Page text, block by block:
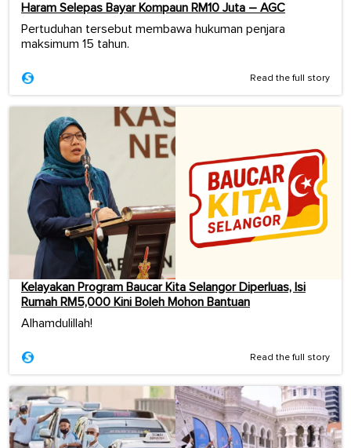
Haram Selepas Bayar Kompaun RM10 Juta – AGC
Pertuduhan tersebut membawa hukuman penjara
maksimum 15 tahun.
Read the full story
Kelayakan Program Baucar Kita Selangor Diperluas, Isi
Rumah RM5,000 Kini Boleh Mohon Bantuan
Alhamdulillah!
Read the full story